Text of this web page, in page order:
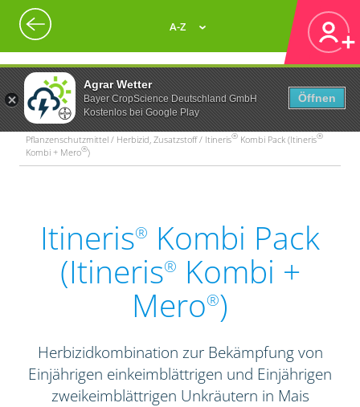
Agrar Wetter
Bayer CropScience Deutschland GmbH
Kostenlos bei Google Play
Öffnen
A-Z
Pflanzenschutzmittel / Herbizid, Zusatzstoff / Itineris® Kombi Pack (Itineris®
Kombi + Mero®)
Itineris® Kombi Pack
(Itineris® Kombi +
Mero®)
Herbizidkombination zur Bekämpfung von
Einjährigen einkeimblättrigen und Einjährigen
zweikeimblättrigen Unkräutern in Mais